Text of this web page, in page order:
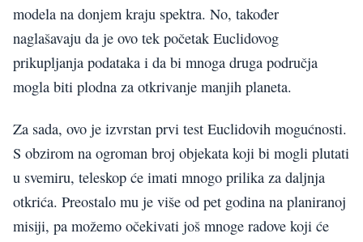
modela na donjem kraju spektra. No, također
naglašavaju da je ovo tek početak Euclidovog
prikupljanja podataka i da bi mnoga druga područja
mogla biti plodna za otkrivanje manjih planeta.
Za sada, ovo je izvrstan prvi test Euclidovih mogućnosti.
S obzirom na ogroman broj objekata koji bi mogli plutati
u svemiru, teleskop će imati mnogo prilika za daljnja
otkrića. Preostalo mu je više od pet godina na planiranoj
misiji, pa možemo očekivati još mnoge radove koji će